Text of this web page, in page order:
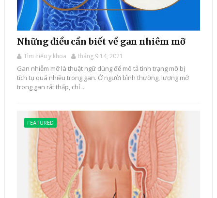
Những điều cần biết về gan nhiêm mỡ
Tìm hiểu y khoa tháng 9 14, 2021
Gan nhiễm mỡ là thuật ngữ dùng để mô tả tình trạng mỡ bị
tích tụ quá nhiều trong gan. Ở người bình thường, lượng mỡ
trong gan rất thấp, chỉ ...
FEATURED